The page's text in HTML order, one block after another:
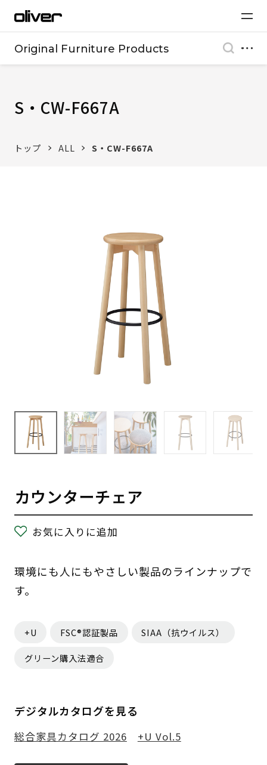
Original Furniture Products
S・CW-F667A
トップ ALL S・CW-F667A
カウンターチェア
お気に入りに追加
環境にも人にもやさしい製品のラインナップで
す。
+U FSC®認証製品 SIAA（抗ウイルス）
グリーン購入法適合
デジタルカタログを見る
総合家具カタログ 2026 +U Vol.5